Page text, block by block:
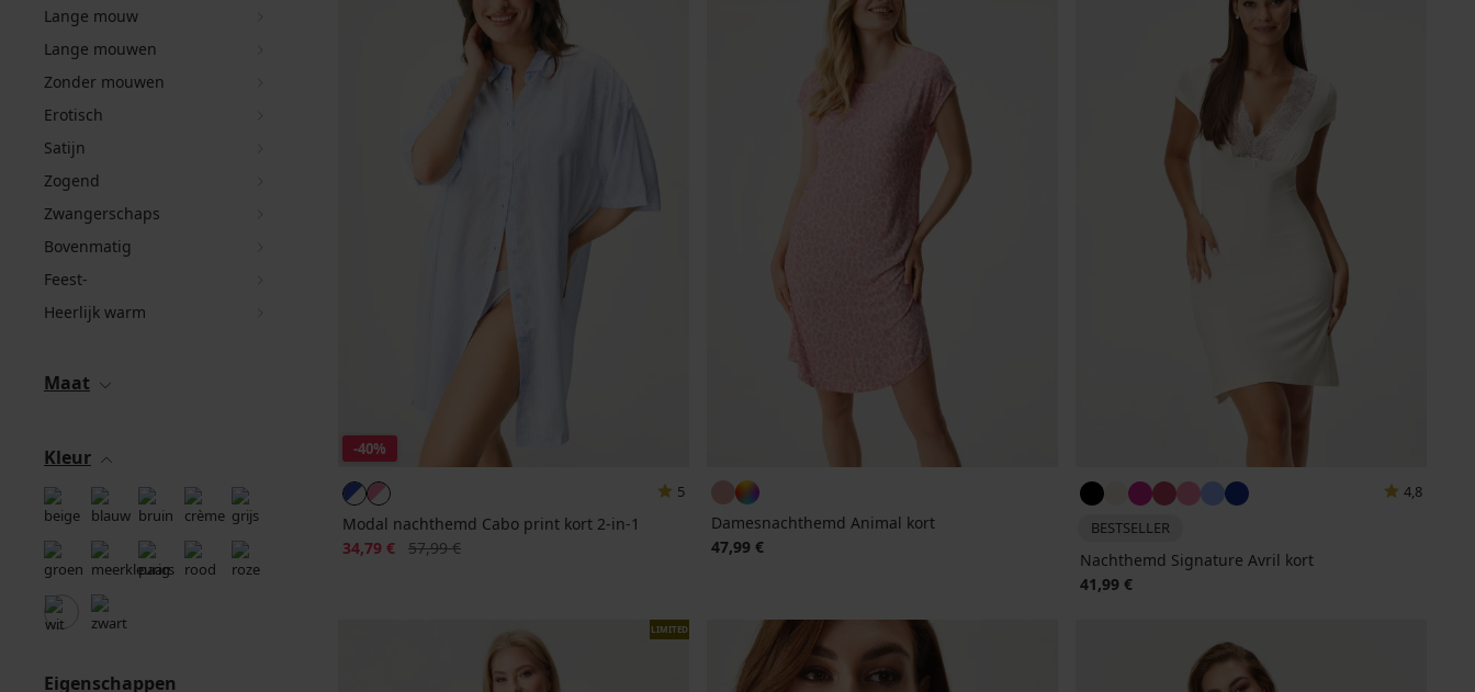
Lange mouw
Lange mouwen
Zonder mouwen
Erotisch
Satijn
Zogend
Zwangerschaps
Bovenmatig
Feest-
Heerlijk warm
Maat
Kleur
Eigenschappen
-40%
5
Modal nachthemd Cabo print kort 2-in-1
Korting
34,79 € Oorspronkelijke prijs
57,99 €
Damesnachthemd Animal kort
47,99 €
4,8
BESTSELLER
Nachthemd Signature Avril kort
41,99 €
LIMITED